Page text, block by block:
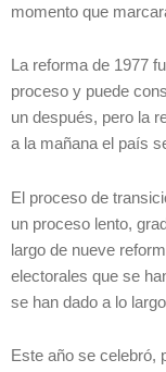
momento que
La reforma de 1977
proceso y puede
un después, pero la
a la mañana el país
El proceso de
un proceso lento,
largo de nueve
electorales que se
se han dado a lo
Este año se celebró,